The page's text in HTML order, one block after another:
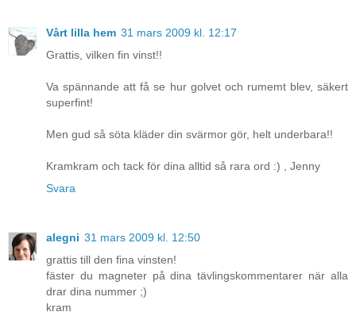
Vårt lilla hem 31 mars 2009 kl. 12:17
Grattis, vilken fin vinst!!
Va spännande att få se hur golvet och rumemt blev, säkert
superfint!
Men gud så söta kläder din svärmor gör, helt underbara!!
Kramkram och tack för dina alltid så rara ord :) , Jenny
Svara
alegni 31 mars 2009 kl. 12:50
grattis till den fina vinsten!
fäster du magneter på dina tävlingskommentarer när alla
drar dina nummer ;)
kram